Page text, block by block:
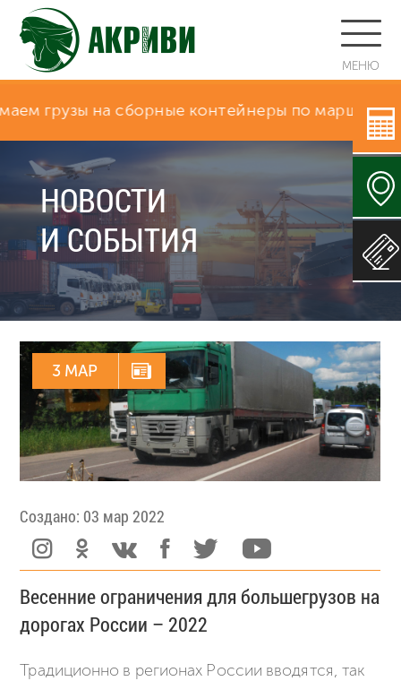
МЕНЮ
на сборные контейнеры по маршруту
НОВОСТИ
И СОБЫТИЯ
3 МАР
Создано: 03 мар 2022
Весенние ограничения для большегрузов на
дорогах России – 2022
Традиционно в регионах России вводятся, так